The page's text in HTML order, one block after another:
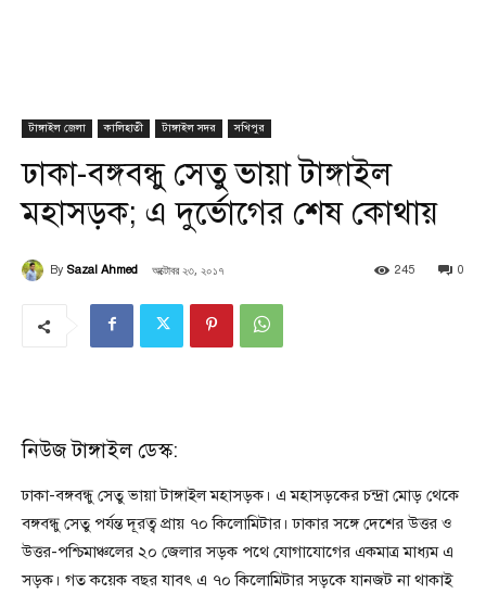
টাঙ্গাইল জেলা কালিহাতী টাঙ্গাইল সদর সখিপুর
ঢাকা-বঙ্গবন্ধু সেতু ভায়া টাঙ্গাইল
মহাসড়ক; এ দুর্ভোগের শেষ কোথায়
By Sazal Ahmed অক্টোবর ২৩, ২০১৭ 0
245
নিউজ টাঙ্গাইল ডেস্ক:
ঢাকা-বঙ্গবন্ধু সেতু ভায়া টাঙ্গাইল মহাসড়ক। এ মহাসড়কের চন্দ্রা মোড় থেকে
বঙ্গবন্ধু সেতু পর্যন্ত দূরত্ব প্রায় ৭০ কিলোমিটার। ঢাকার সঙ্গে দেশের উত্তর ও
উত্তর-পশ্চিমাঞ্চলের ২০ জেলার সড়ক পথে যোগাযোগের একমাত্র মাধ্যম এ
সড়ক। গত কয়েক বছর যাবৎ এ ৭০ কিলোমিটার সড়কে যানজট না থাকাই